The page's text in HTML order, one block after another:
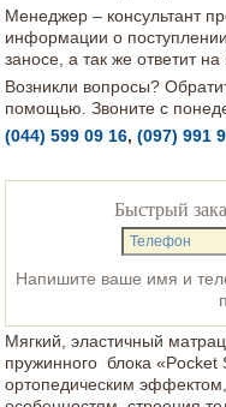
Менеджер – консультант
информации о поступлении
заносе, а так же ответит
Возникли вопросы?
помощью. Звоните с
(044) 599 09 16,(097) 991
Быстрый
Напишите ваше имя и
Мягкий, эластичный
пружинного блока
ортопедическим